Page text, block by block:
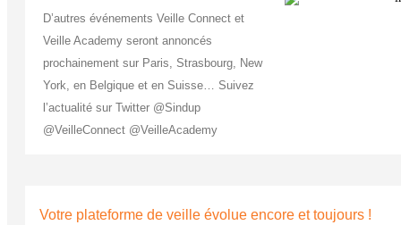
D’autres événements Veille Connect et
Veille Academy seront annoncés
prochainement sur Paris, Strasbourg, New
York, en Belgique et en Suisse… Suivez
l’actualité sur Twitter @Sindup
@VeilleConnect @VeilleAcademy
Votre plateforme de veille évolue encore et toujours !